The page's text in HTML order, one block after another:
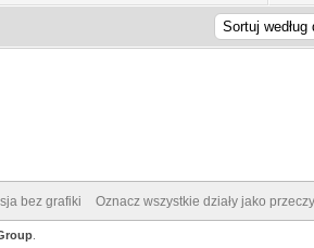
bez grafiki Oznacz wszystkie działy jako
.